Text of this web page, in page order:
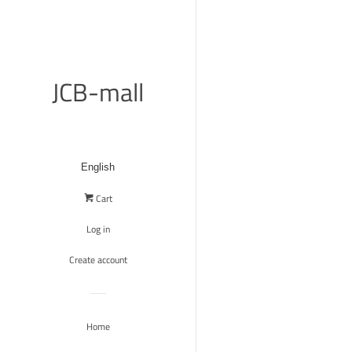
JCB-mall
Cart
Log in
Create account
Home